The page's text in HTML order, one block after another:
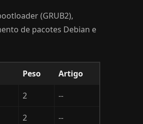
(GRUB2),
de pacotes Debian e
Peso Artigo
2 --
2 --